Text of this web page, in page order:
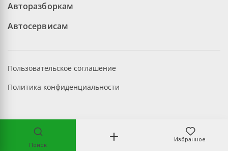
Поиск
Избранное
Авторазборкам
Автосервисам
©2026 aopt.ru — Все права защищены
Пользовательское соглашение
Политика конфиденциальности